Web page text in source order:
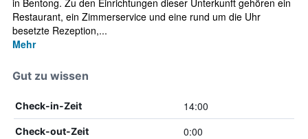
in Bentong. Zu den Einrichtungen dieser Unterkunft gehören ein
Restaurant, ein Zimmerservice und eine rund um die Uhr
besetzte Rezeption,...
Mehr
Gut zu wissen
Check-in-Zeit 14:00
Check-out-Zeit 0:00